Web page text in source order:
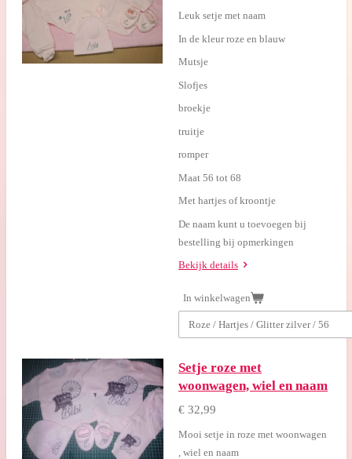
Leuk setje met naam
In de kleur roze en blauw
Mutsje
Slofjes
broekje
truitje
romper
Maat 56 tot 68
Met hartjes of kroontje
De naam kunt u toevoegen bij
bestelling bij opmerkingen
Bekijk details
In winkelwagen
Setje roze met
woonwagen, wiel en naam
€ 32,99
Mooi setje in roze met woonwagen
, wiel en naam